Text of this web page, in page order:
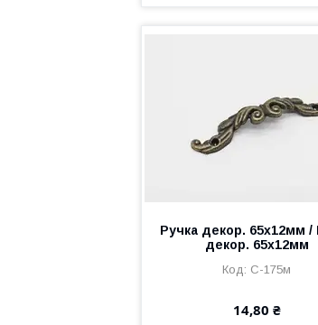
Ручка декор. 65х12мм /
декор. 65х12мм
C-175м
14,80 ₴